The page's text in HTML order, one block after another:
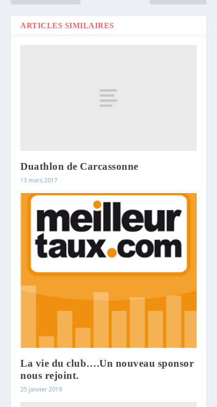
ARTICLES SIMILAIRES
Duathlon de Carcassonne
13 mars 2017
La vie du club….Un nouveau sponsor
nous rejoint.
25 janvier 2019